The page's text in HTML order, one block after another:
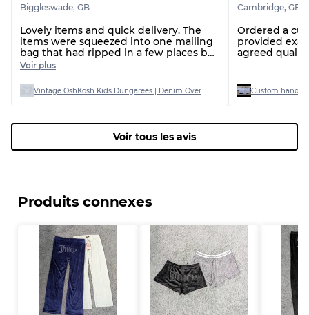
Biggleswade, GB
Lovely items and quick delivery. The
items were squeezed into one mailing
bag that had ripped in a few places by
the time it arrived
Voir plus
Cambridge, GB
Ordered a
provided
agreed quality
Custom
Voir tous les avis
Produits connexes